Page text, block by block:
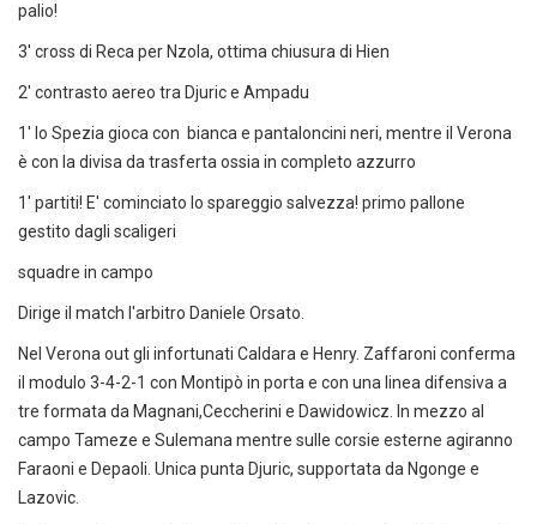
palio!
3' cross di Reca per Nzola, ottima chiusura di Hien
2' contrasto aereo tra Djuric e Ampadu
1' lo Spezia gioca con bianca e pantaloncini neri, mentre il Verona
è con la divisa da trasferta ossia in completo azzurro
1' partiti! E' cominciato lo spareggio salvezza! primo pallone
gestito dagli scaligeri
squadre in campo
Dirige il match l'arbitro Daniele Orsato.
Nel Verona out gli infortunati Caldara e Henry. Zaffaroni conferma
il modulo 3-4-2-1 con Montipò in porta e con una linea difensiva a
tre formata da Magnani,Ceccherini e Dawidowicz. In mezzo al
campo Tameze e Sulemana mentre sulle corsie esterne agiranno
Faraoni e Depaoli. Unica punta Djuric, supportata da Ngonge e
Lazovic.